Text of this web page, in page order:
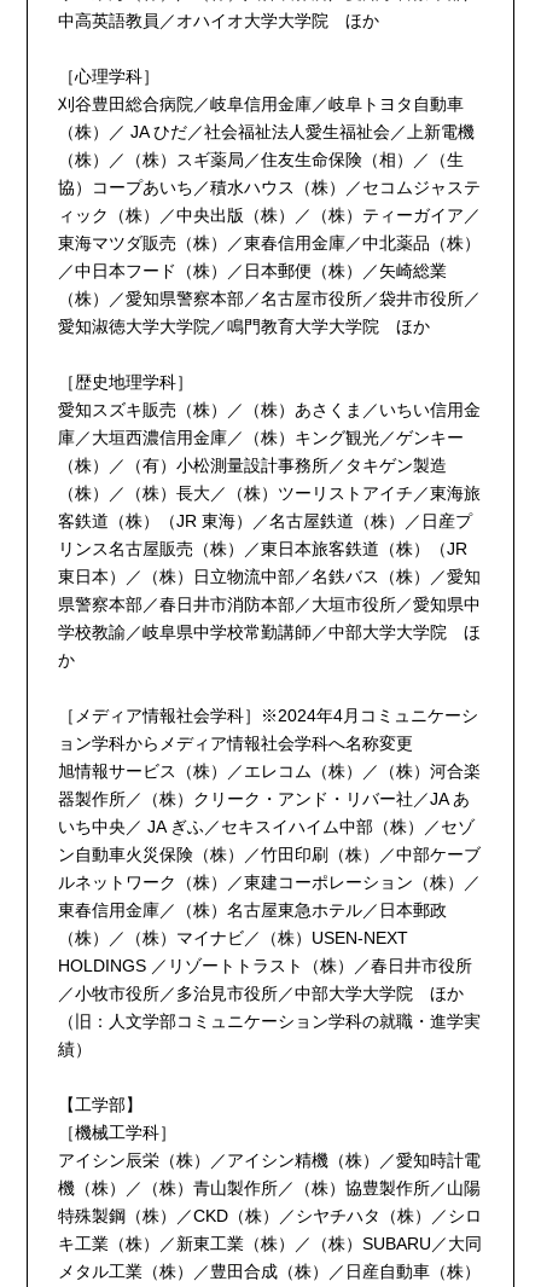
中高英語教員／オハイオ大学大学院 ほか
［心理学科］
刈谷豊田総合病院／岐阜信用金庫／岐阜トヨタ自動車
（株）／ JA ひだ／社会福祉法人愛生福祉会／上新電機
（株）／（株）スギ薬局／住友生命保険（相）／（生
協）コープあいち／積水ハウス（株）／セコムジャステ
ィック（株）／中央出版（株）／（株）ティーガイア／
東海マツダ販売（株）／東春信用金庫／中北薬品（株）
／中日本フード（株）／日本郵便（株）／矢崎総業
（株）／愛知県警察本部／名古屋市役所／袋井市役所／
愛知淑徳大学大学院／鳴門教育大学大学院 ほか
［歴史地理学科］
愛知スズキ販売（株）／（株）あさくま／いちい信用金
庫／大垣西濃信用金庫／（株）キング観光／ゲンキー
（株）／（有）小松測量設計事務所／タキゲン製造
（株）／（株）長大／（株）ツーリストアイチ／東海旅
客鉄道（株）（JR 東海）／名古屋鉄道（株）／日産プ
リンス名古屋販売（株）／東日本旅客鉄道（株）（JR
東日本）／（株）日立物流中部／名鉄バス（株）／愛知
県警察本部／春日井市消防本部／大垣市役所／愛知県中
学校教諭／岐阜県中学校常勤講師／中部大学大学院 ほ
か
［メディア情報社会学科］※2024年4月コミュニケーシ
ョン学科からメディア情報社会学科へ名称変更
旭情報サービス（株）／エレコム（株）／（株）河合楽
器製作所／（株）クリーク・アンド・リバー社／JA あ
いち中央／ JA ぎふ／セキスイハイム中部（株）／セゾ
ン自動車火災保険（株）／竹田印刷（株）／中部ケーブ
ルネットワーク（株）／東建コーポレーション（株）／
東春信用金庫／（株）名古屋東急ホテル／日本郵政
（株）／（株）マイナビ／（株）USEN-NEXT
HOLDINGS ／リゾートトラスト（株）／春日井市役所
／小牧市役所／多治見市役所／中部大学大学院 ほか
（旧：人文学部コミュニケーション学科の就職・進学実
績）
【工学部】
［機械工学科］
アイシン辰栄（株）／アイシン精機（株）／愛知時計電
機（株）／（株）青山製作所／（株）協豊製作所／山陽
特殊製鋼（株）／CKD（株）／シヤチハタ（株）／シロ
キ工業（株）／新東工業（株）／（株）SUBARU／大同
メタル工業（株）／豊田合成（株）／日産自動車（株）